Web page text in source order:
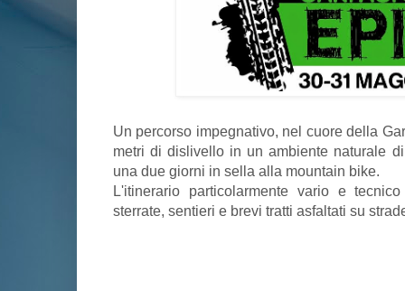
Un percorso impegnativo, nel cuore della
metri di dislivello in un ambiente naturale
una due giorni in sella alla mountain bike.
L'itinerario particolarmente vario e
sterrate, sentieri e brevi tratti asfaltati su